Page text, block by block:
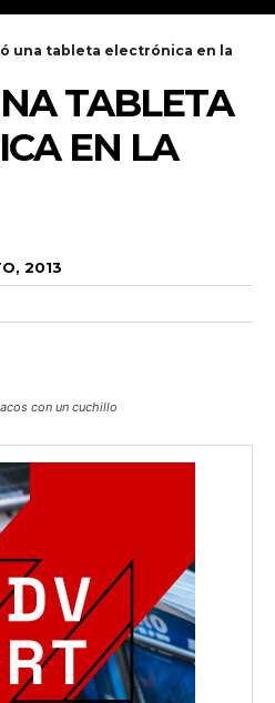
una tableta electrónica en la
TABLETA
EN LA
2013
con un cuchillo